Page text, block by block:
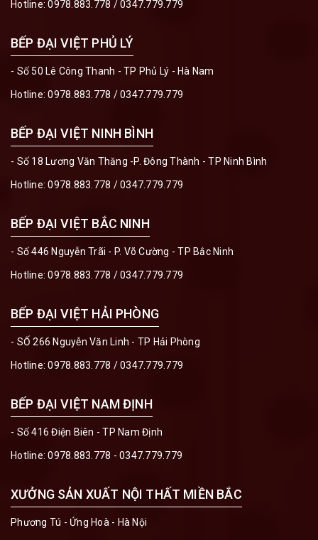
Hotline:0978.883.778 /0347.779.779
BẾP ĐẠI VIỆT PHỦ LÝ
- Số 50 Lê Công Thanh - TP Phủ Lý - Hà Nam
Hotline:0978.883.778 /0347.779.779
BẾP ĐẠI VIỆT NINH BÌNH
- Số 18 Lương Văn Thăng -P. Đông Thành - TP Ninh Bình
Hotline:0978.883.778 /0347.779.779
BẾP ĐẠI VIỆT BẮC NINH
- Số 446 Nguyễn Trãi - P. Võ Cường - TP Bắc Ninh
Hotline:0978.883.778 /0347.779.779
BẾP ĐẠI VIỆT HẢI PHÒNG
- SỐ 266 Nguyễn Văn Linh - TP Hải Phòng
Hotline:0978.883.778 /0347.779.779
BẾP ĐẠI VIỆT NAM ĐỊNH
- Số 416 Điện Biên - TP Nam Định
Hotline:0978.883.778 - 0347.779.779
XƯỞNG SẢN XUẤT NỘI THẤT MIỀN BẮC
Phương Tú - Ứng Hoà - Hà Nội